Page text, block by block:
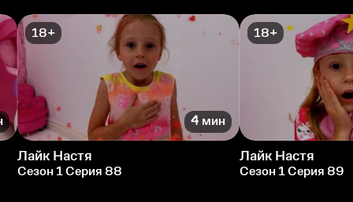
18+
4 мин
Лайк Настя
Сезон 1 Серия 88
18+
Лайк Настя
Сезон 1 Серия 89